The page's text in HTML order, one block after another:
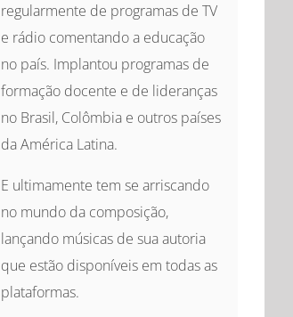
regularmente de programas de TV
e rádio comentando a educação
no país. Implantou programas de
formação docente e de lideranças
no Brasil, Colômbia e outros países
da América Latina.
E ultimamente tem se arriscando
no mundo da composição,
lançando músicas de sua autoria
que estão disponíveis em todas as
plataformas.